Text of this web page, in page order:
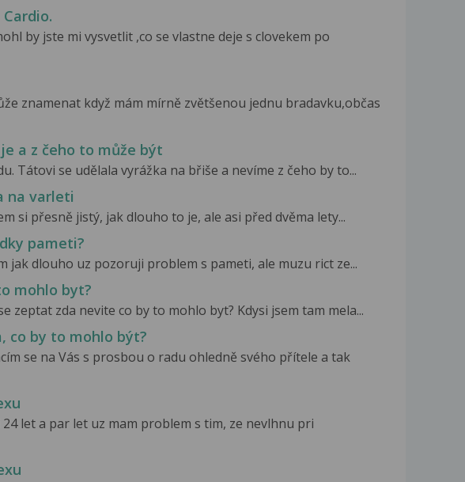
by jste mi vysvetlit ,co se vlastne deje s clovekem po
znamenat když mám mírně zvětšenou jednu bradavku,občas
a z čeho to může být
Tátovi se udělala vyrážka na břiše a nevíme z čeho by to...
na varleti
si přesně jistý, jak dlouho to je, ale asi před dvěma lety...
pameti?
jak dlouho uz pozoruji problem s pameti, ale muzu rict ze...
mohlo byt?
zeptat zda nevite co by to mohlo byt? Kdysi jsem tam mela...
co by to mohlo být?
se na Vás s prosbou o radu ohledně svého přítele a tak
let a par let uz mam problem s tim, ze nevlhnu pri